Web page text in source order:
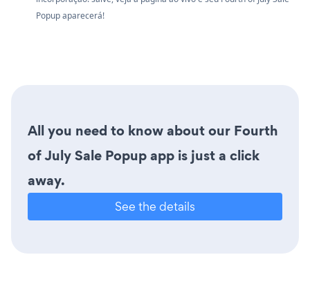
Popup aparecerá!
All you need to know about our Fourth
of July Sale Popup app is just a click
away.
See the details